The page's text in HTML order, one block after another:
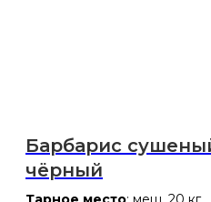
Барбарис
чёрный